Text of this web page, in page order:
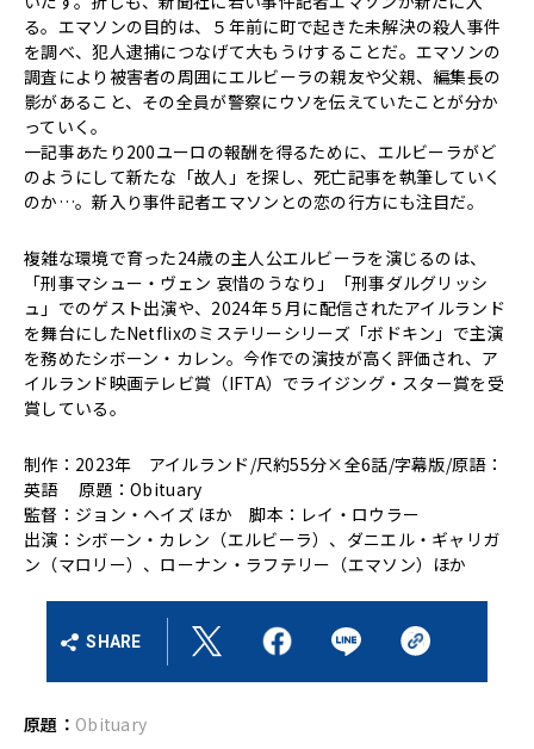
る。エマソンの目的は、５年前に町で起きた未解決の殺人事件
を調べ、犯人逮捕につなげて大もうけすることだ。エマソンの
調査により被害者の周囲にエルビーラの親友や父親、編集長の
影があること、その全員が警察にウソを伝えていたことが分か
っていく。
一記事あたり200ユーロの報酬を得るために、エルビーラがど
のようにして新たな「故人」を探し、死亡記事を執筆していく
のか…。新入り事件記者エマソンとの恋の行方にも注目だ。
複雑な環境で育った24歳の主人公エルビーラを演じるのは、
「刑事マシュー・ヴェン 哀惜のうなり」「刑事ダルグリッシ
ュ」でのゲスト出演や、2024年５月に配信されたアイルランド
を舞台にしたNetflixのミステリーシリーズ「ボドキン」で主演
を務めたシボーン・カレン。今作での演技が高く評価され、ア
イルランド映画テレビ賞（IFTA）でライジング・スター賞を受
賞している。
制作：2023年 アイルランド/尺約55分×全6話/字幕版/原語：
英語 原題：Obituary
監督：ジョン・ヘイズ ほか 脚本：レイ・ロウラー
出演：シボーン・カレン（エルビーラ）、ダニエル・ギャリガ
ン（マロリー）、ローナン・ラフテリー（エマソン）ほか
SHARE
原題： Obituary